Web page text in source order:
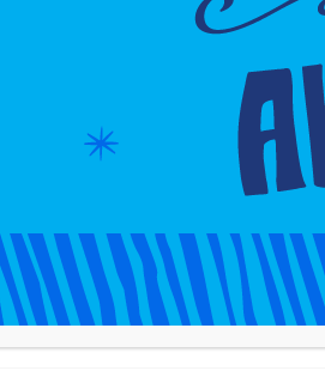
testemunhas, um homem
o assalto. Passageiros e
seguiu para o GERCC onde foi
o criminoso não foi preso.
e prender o suspeito.